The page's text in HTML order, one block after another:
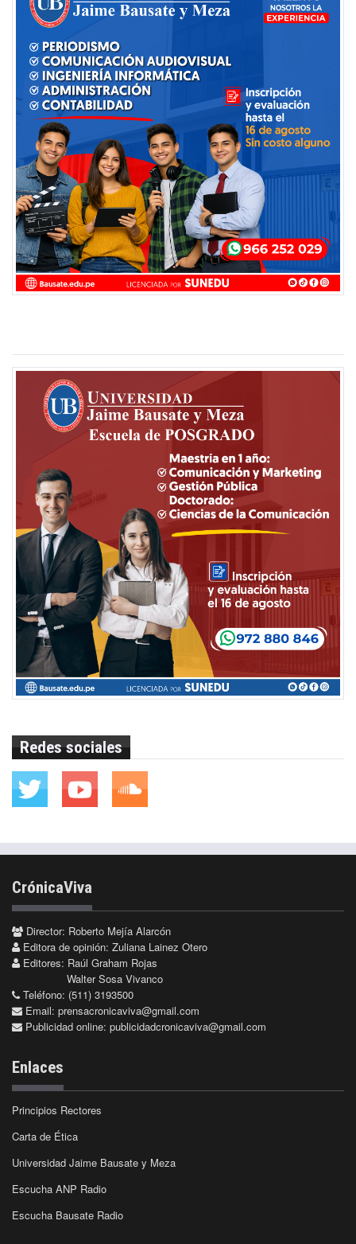
Redes sociales
CrónicaViva
Director: Roberto Mejía Alarcón
Editora de opinión: Zuliana Lainez Otero
Editores: Raúl Graham Rojas
Walter Sosa Vivanco
Teléfono: (511) 3193500
Email: prensacronicaviva@gmail.com
Publicidad online: publicidadcronicaviva@gmail.com
Enlaces
Principios Rectores
Carta de Ética
Universidad Jaime Bausate y Meza
Escucha ANP Radio
Escucha Bausate Radio